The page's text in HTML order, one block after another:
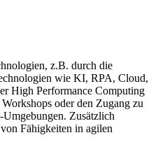
z.B. durch die
wie KI, RPA, Cloud,
High Performance Computing
oder den Zugang zu
Zusätzlich
Fähigkeiten in agilen